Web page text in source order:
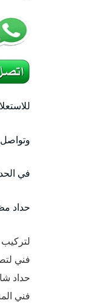
في
حداد
فني
حداد
فني